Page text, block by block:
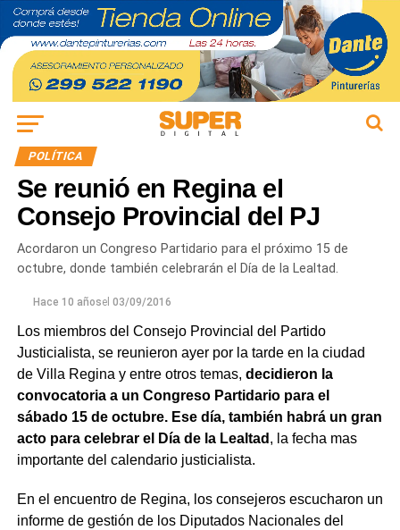
POLÍTICA
Se reunió en Regina el
Consejo Provincial del PJ
Acordaron un Congreso Partidario para el próximo 15 de
octubre, donde también celebrarán el Día de la Lealtad.
Hace 10 añosel 03/09/2016
Los miembros del Consejo Provincial del Partido
Justicialista, se reunieron ayer por la tarde en la ciudad
de Villa Regina y entre otros temas, decidieron la
convocatoria a un Congreso Partidario para el
sábado 15 de octubre. Ese día, también habrá un gran
acto para celebrar el Día de la Lealtad , la fecha mas
importante del calendario justicialista.
En el encuentro de Regina, los consejeros escucharon un
informe de gestión de los Diputados Nacionales del